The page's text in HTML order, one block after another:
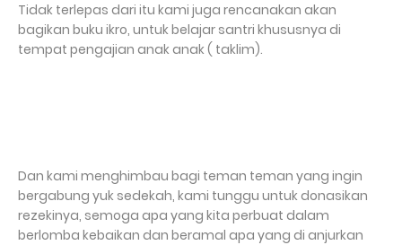
Tidak terlepas dari itu kami juga rencanakan akan
bagikan buku ikro, untuk belajar santri khususnya di
tempat pengajian anak anak ( taklim).
Dan kami menghimbau bagi teman teman yang ingin
bergabung yuk sedekah, kami tunggu untuk donasikan
rezekinya, semoga apa yang kita perbuat dalam
berlomba kebaikan dan beramal apa yang di anjurkan